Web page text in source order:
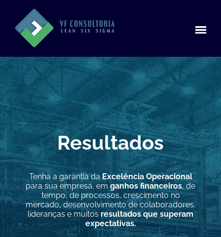
Resultados
Tenha a garantia daExcelência Operacional
para sua empresa, em ganhos financeiros, de
tempo, de processos, crescimento no
mercado, desenvolvimento de colaboradores,
lideranças e muitos resultados que superam
expectativas.